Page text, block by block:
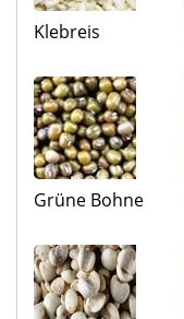
Klebreis
Grüne Bohne